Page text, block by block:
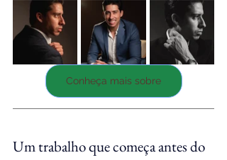
Conheça mais sobre
Um trabalho que começa antes do